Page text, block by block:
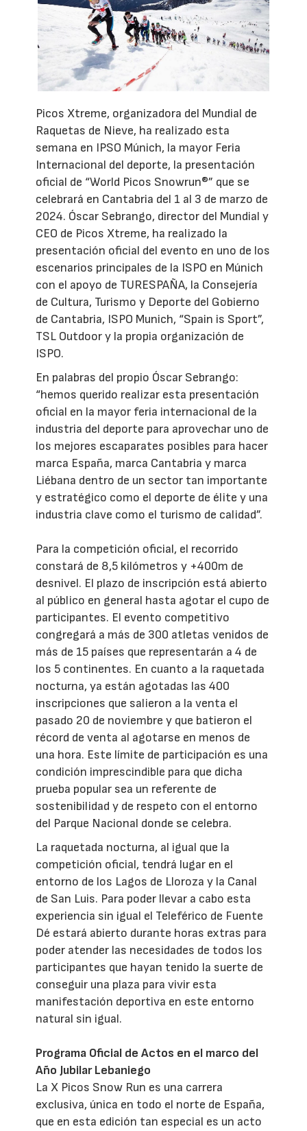
Picos Xtreme, organizadora del Mundial de
Raquetas de Nieve, ha realizado esta
semana en IPSO Múnich, la mayor Feria
Internacional del deporte, la presentación
oficial de “World Picos Snowrun®” que se
celebrará en Cantabria del 1 al 3 de marzo de
2024. Óscar Sebrango, director del Mundial y
CEO de Picos Xtreme, ha realizado la
presentación oficial del evento en uno de los
escenarios principales de la ISPO en Múnich
con el apoyo de TURESPAÑA, la Consejería
de Cultura, Turismo y Deporte del Gobierno
de Cantabria, ISPO Munich, “Spain is Sport”,
TSL Outdoor y la propia organización de
ISPO.
En palabras del propio Óscar Sebrango:
“hemos querido realizar esta presentación
oficial en la mayor feria internacional de la
industria del deporte para aprovechar uno de
los mejores escaparates posibles para hacer
marca España, marca Cantabria y marca
Liébana dentro de un sector tan importante
y estratégico como el deporte de élite y una
industria clave como el turismo de calidad”.
Para la competición oficial, el recorrido
constará de 8,5 kilómetros y +400m de
desnivel. El plazo de inscripción está abierto
al público en general hasta agotar el cupo de
participantes. El evento competitivo
congregará a más de 300 atletas venidos de
más de 15 países que representarán a 4 de
los 5 continentes. En cuanto a la raquetada
nocturna, ya están agotadas las 400
inscripciones que salieron a la venta el
pasado 20 de noviembre y que batieron el
récord de venta al agotarse en menos de
una hora. Este límite de participación es una
condición imprescindible para que dicha
prueba popular sea un referente de
sostenibilidad y de respeto con el entorno
del Parque Nacional donde se celebra.
La raquetada nocturna, al igual que la
competición oficial, tendrá lugar en el
entorno de los Lagos de Lloroza y la Canal
de San Luis. Para poder llevar a cabo esta
experiencia sin igual el Teleférico de Fuente
Dé estará abierto durante horas extras para
poder atender las necesidades de todos los
participantes que hayan tenido la suerte de
conseguir una plaza para vivir esta
manifestación deportiva en este entorno
natural sin igual.
Programa Oficial de Actos en el marco del
Año Jubilar Lebaniego
La X Picos Snow Run es una carrera
exclusiva, única en todo el norte de España,
que en esta edición tan especial es un acto